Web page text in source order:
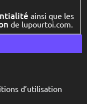
ainsi que les
de lupourtoi.com.
d’utilisation